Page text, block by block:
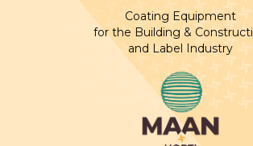
Coating Equipment
for the Building &
and Label Industry